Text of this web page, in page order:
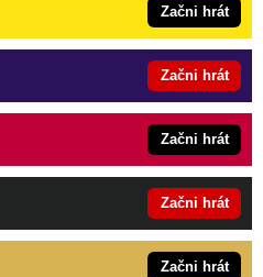
Začni hrát
Začni hrát
Začni hrát
Začni hrát
Začni hrát